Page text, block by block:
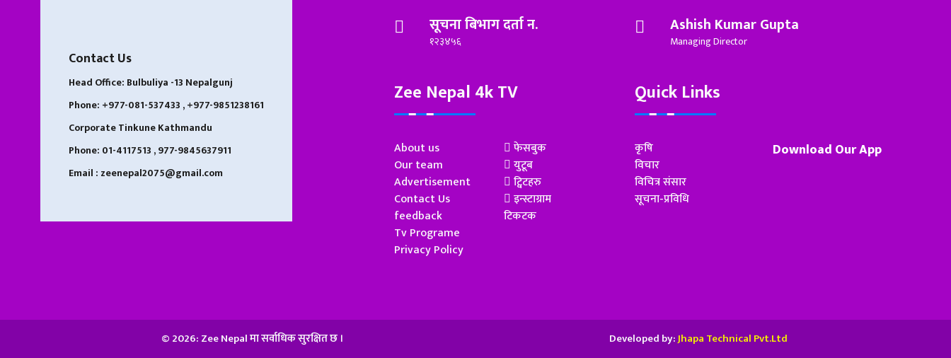
Contact Us
Head Office: Bulbuliya -13 Nepalgunj
Phone: +977-081-537433 , +977-9851238161
Corporate Tinkune Kathmandu
Phone: 01-4117513 , 977-9845637911
Email : zeenepal2075@gmail.com
सूचना बिभाग दर्ता न.
१२३४५६
Ashish Kumar Gupta
Managing Director
Zee Nepal 4k TV
About us
Our team
Advertisement
Contact Us
feedback
Tv Programe
Privacy Policy
फेसबुक
युटूब
ट्विटहरु
इन्स्टाग्राम
टिकटक
Quick Links
कृषि
विचार
विचित्र संसार
सूचना-प्रविधि
Download Our App
© 2026: Zee Nepal मा सर्वाधिक सुरक्षित छ । Developed by:Jhapa Technical Pvt.Ltd